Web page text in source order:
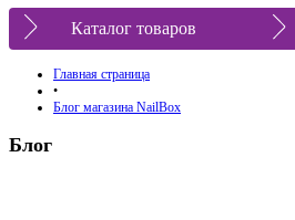
Каталог товаров
Главная страница
•
Блог магазина NailBox
Блог